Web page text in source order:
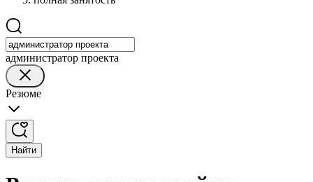
администратор проекта
Резюме
Найти